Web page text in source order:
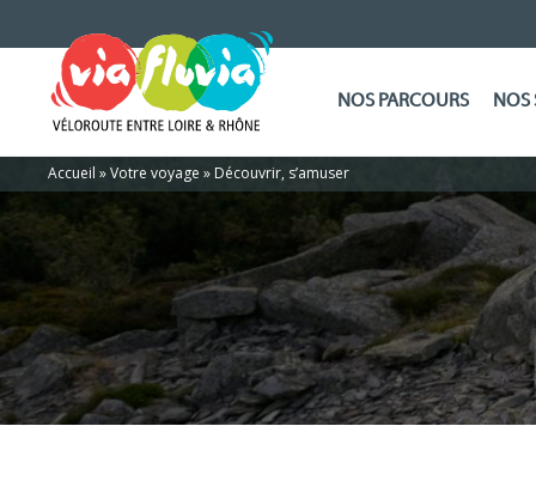
NOS PARCOURS NOS
Accueil »Votre voyage » Découvrir, s’amuser